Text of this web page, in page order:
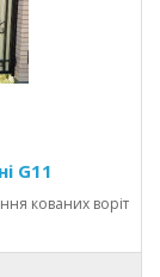
G11
кованих воріт